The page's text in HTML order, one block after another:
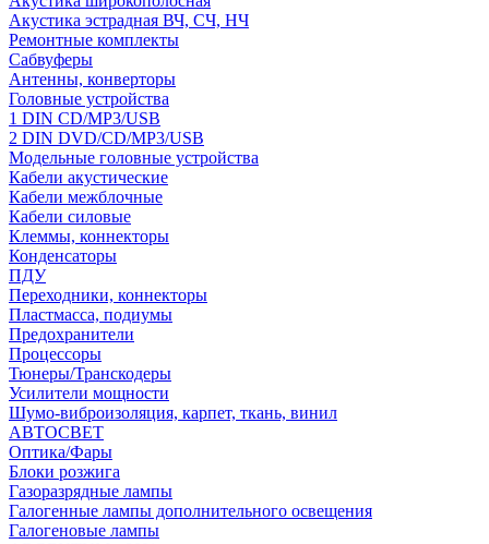
Акустика эстрадная ВЧ, СЧ, НЧ
Ремонтные комплекты
Сабвуферы
Антенны, конверторы
Головные устройства
1 DIN CD/MP3/USB
2 DIN DVD/CD/MP3/USB
Модельные головные устройства
Кабели акустические
Кабели межблочные
Кабели силовые
Клеммы, коннекторы
Конденсаторы
ПДУ
Переходники, коннекторы
Пластмасса, подиумы
Предохранители
Процессоры
Тюнеры/Транскодеры
Усилители мощности
Шумо-виброизоляция, карпет, ткань, винил
АВТОСВЕТ
Оптика/Фары
Блоки розжига
Газоразрядные лампы
Галогенные лампы дополнительного освещения
Галогеновые лампы